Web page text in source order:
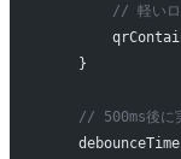
// 軽いロ
    }
// 500ms後に